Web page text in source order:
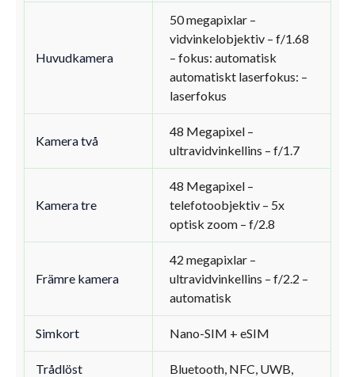
Huvudkamera
50 megapixlar –
vidvinkelobjektiv – f/1.68
– fokus: automatisk
automatiskt laserfokus: –
laserfokus
Kamera två
48 Megapixel –
ultravidvinkellins – f/1.7
Kamera tre
48 Megapixel –
telefotoobjektiv – 5x
optisk zoom – f/2.8
Främre kamera
42 megapixlar –
ultravidvinkellins – f/2.2 –
automatisk
Simkort Nano-SIM + eSIM
Trådlöst
Bluetooth, NFC, UWB,